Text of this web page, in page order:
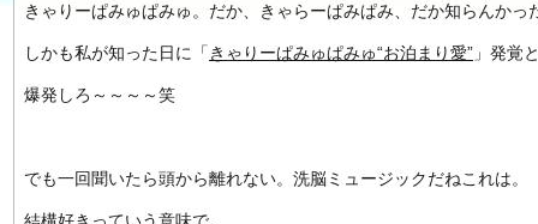
きゃりーぱみゅぱみゅ。だか、きゃらーぱみぱみ、だか知らんかっ
しかも私が知った日に「 きゃりーぱみゅぱみゅ“お泊まり愛” 」発覚
爆発しろ～～～～笑
でも一回聞いたら頭から離れない。洗脳ミュージックだねこれは。